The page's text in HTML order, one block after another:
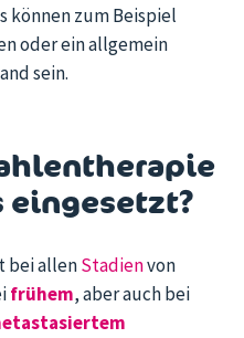
können zum Beispiel
oder ein allgemein
sein.
eingesetzt?
bei allenStadienvon
frühem, aber auch bei